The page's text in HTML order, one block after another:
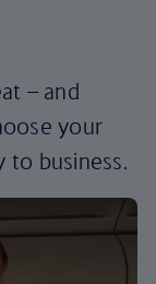
– and
your
to business.